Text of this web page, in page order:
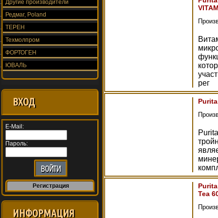
Другие производители
Редмаг, Poland
ТЕРЕН
Техмолпром
ФОРТОГЕН
ЮВАЛЬ
ВХОД
E-Mail:
Пароль:
Регистрация
ИНФОРМАЦИЯ
рег
Tea